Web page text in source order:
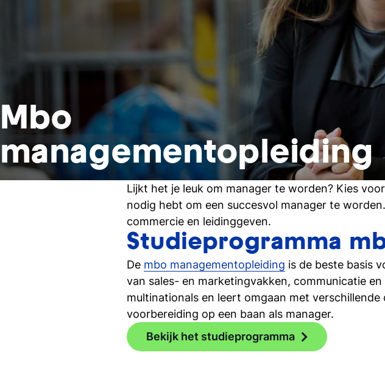
Mbo
managementopleiding
Lijkt het je leuk om manager te worden? Kies
nodig hebt om een succesvol manager te
commercie en leidinggeven.
Studieprogramma
De mbo managementopleiding is de beste basis
van sales- en marketingvakken, communicatie
multinationals en leert omgaan met
voorbereiding op een baan als manager.
Bekijk het studieprogramma